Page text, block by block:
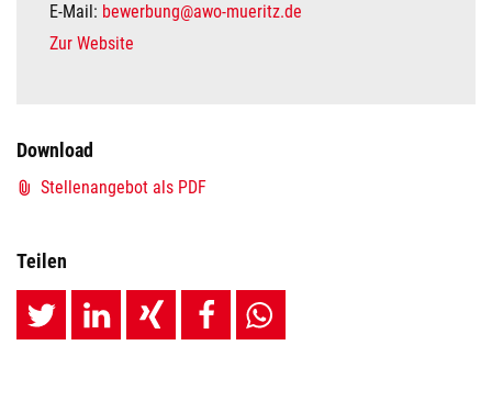
E-Mail: bewerbung@awo-mueritz.de
Zur Website
Download
Stellenangebot als PDF
Teilen